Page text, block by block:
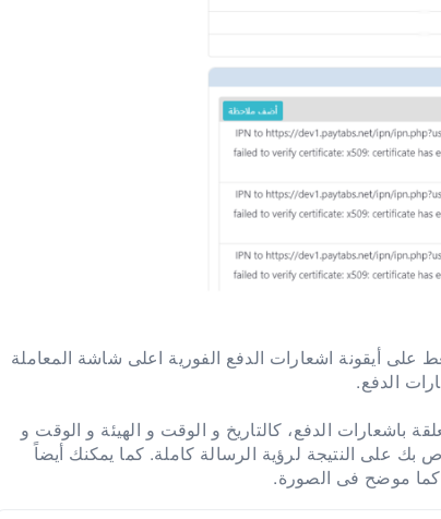
على أيقونة اشعارات الدفع الفورية اعلى شاشة المعاملة
الدفع.
باشعارات الدفع، كالتاريخ و الوقت و الهيئة و الوقت و
على النتيجة لرؤية الرسالة كاملة. كما يمكنك أيضاً
كما موضح فى الصورة.